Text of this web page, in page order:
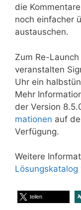
die
noch einfacher
austau­schen.
Zum Re-
veranstalten
Uhr ein
Mehr
der Version
mationen auf
Verfügung.
Weitere
Lösungskatalog
teilen